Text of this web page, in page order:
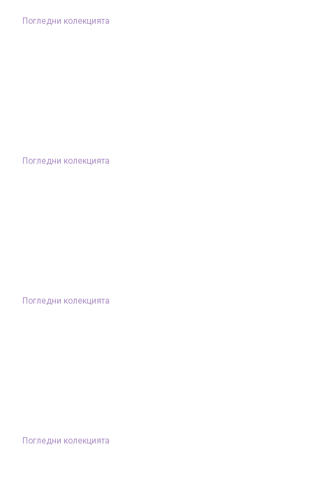
Погледни колекцията
Погледни колекцията
Погледни колекцията
Погледни колекцията